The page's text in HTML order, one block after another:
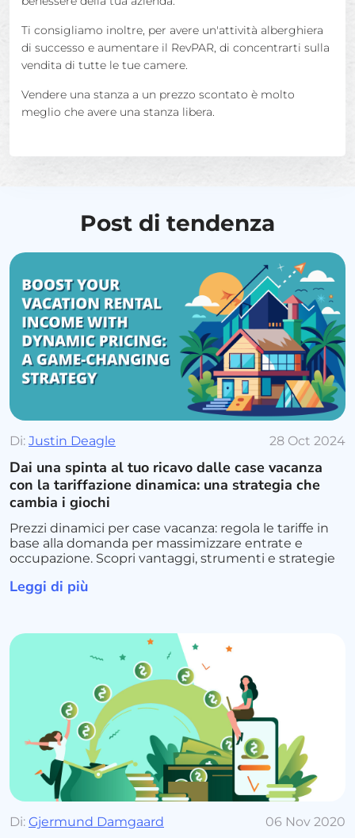
Ti consigliamo inoltre, per avere un'attività alberghiera
di successo e aumentare il RevPAR, di concentrarti sulla
vendita di tutte le tue camere.
Vendere una stanza a un prezzo scontato è molto
meglio che avere una stanza libera.
Post di tendenza
Di: Justin Deagle 28 Oct 2024
Dai una spinta al tuo ricavo dalle case vacanza
con la tariffazione dinamica: una strategia che
cambia i giochi
Prezzi dinamici per case vacanza: regola le tariffe in
base alla domanda per massimizzare entrate e
occupazione. Scopri vantaggi, strumenti e strategie
Leggi di più
Di: Gjermund Damgaard 06 Nov 2020